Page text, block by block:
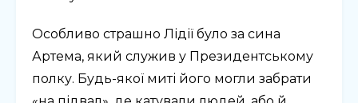
Особливо страшно Лідії було за сина
Артема, який служив у Президентському
полку. Будь-якої миті його могли забрати